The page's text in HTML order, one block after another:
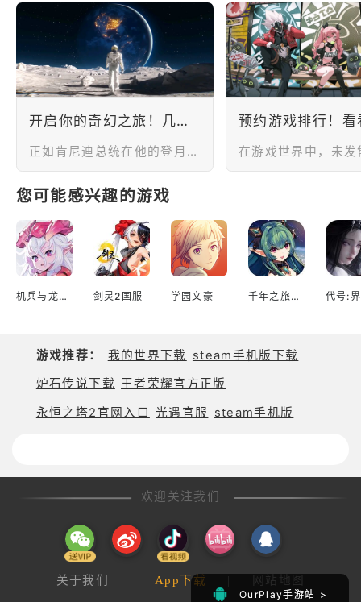
OurPlay手游站 >
遇到商店搜不到游
戏、提示设备不兼容
或安装后闪退等情
况。如果选择APK手
动安装，还需要开
开启你的奇幻之旅！几款科幻手游推荐，来探索未知星系中的奥秘！
正如肯尼迪总统在他的登月演讲中所言：“我们选择这个目标，不是因为它容易，而是因为它艰巨。”这些科幻手游将给予您机会去超越常规，面对挑战并克服困难，以寻找真理和发现新的世界。这些科幻手游将让您在虚拟世界中给玩家机会来体验探索未知的感觉，并且让您以不同的角色身份，穿越星际，探索未知星系的奥秘，解锁新的科技和力量。现在，让我们一起开启这段奇幻之旅，勇闯未知星系，探索科技与奥秘的交汇处！
您可能感兴趣的游戏
机兵与龙日服 剑灵2国服 学园文豪 千年之旅台服 代号:界
OurPlay手游站 >
游戏推荐： 我的世界下载
steam手机版下载
炉石传说下载 王者荣耀官方正版
永恒之塔2官网入口 光遇官服 steam手机版
欢迎关注我们
关于我们 | App下载 网站地图